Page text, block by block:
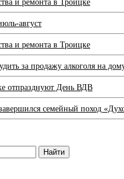
и ремонта в Троицке
август
и ремонта в Троицке
за продажу алкоголя на
отпразднуют День ВДВ
семейный поход